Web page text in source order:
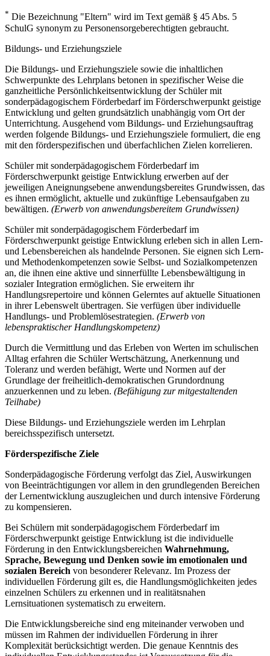
* Die Bezeichnung "Eltern" wird im Text gemäß § 45 Abs. 5
SchulG synonym zu Personensorgeberechtigten gebraucht.
Bildungs- und Erziehungsziele
Die Bildungs- und Erziehungsziele sowie die inhaltlichen
Schwerpunkte des Lehrplans betonen in spezifischer Weise die
ganzheitliche Persönlichkeitsentwicklung der Schüler mit
sonderpädagogischem Förderbedarf im Förderschwerpunkt geistige
Entwicklung und gelten grundsätzlich unabhängig vom Ort der
Unterrichtung. Ausgehend vom Bildungs- und Erziehungsauftrag
werden folgende Bildungs- und Erziehungsziele formuliert, die eng
mit den förderspezifischen und überfachlichen Zielen korrelieren.
Schüler mit sonderpädagogischem Förderbedarf im
Förderschwerpunkt geistige Entwicklung erwerben auf der
jeweiligen Aneignungsebene anwendungsbereites Grundwissen, das
es ihnen ermöglicht, aktuelle und zukünftige Lebensaufgaben zu
bewältigen. (Erwerb von anwendungsbereitem Grundwissen)
Schüler mit sonderpädagogischem Förderbedarf im
Förderschwerpunkt geistige Entwicklung erleben sich in allen Lern-
und Lebensbereichen als handelnde Personen. Sie eignen sich Lern-
und Methodenkompetenzen sowie Selbst- und Sozialkompetenzen
an, die ihnen eine aktive und sinnerfüllte Lebensbewältigung in
sozialer Integration ermöglichen. Sie erweitern ihr
Handlungsrepertoire und können Gelerntes auf aktuelle Situationen
in ihrer Lebenswelt übertragen. Sie verfügen über individuelle
Handlungs- und Problemlösestrategien. (Erwerb von
lebenspraktischer Handlungskompetenz)
Durch die Vermittlung und das Erleben von Werten im schulischen
Alltag erfahren die Schüler Wertschätzung, Anerkennung und
Toleranz und werden befähigt, Werte und Normen auf der
Grundlage der freiheitlich-demokratischen Grundordnung
anzuerkennen und zu leben. (Befähigung zur mitgestaltenden
Teilhabe)
Diese Bildungs- und Erziehungsziele werden im Lehrplan
bereichsspezifisch untersetzt.
Förderspezifische Ziele
Sonderpädagogische Förderung verfolgt das Ziel, Auswirkungen
von Beeinträchtigungen vor allem in den grundlegenden Bereichen
der Lernentwicklung auszugleichen und durch intensive Förderung
zu kompensieren.
Bei Schülern mit sonderpädagogischem Förderbedarf im
Förderschwerpunkt geistige Entwicklung ist die individuelle
Förderung in den Entwicklungsbereichen Wahrnehmung,
Sprache, Bewegung und Denken sowie im emotionalen und
sozialen Bereich von besonderer Relevanz. Im Prozess der
individuellen Förderung gilt es, die Handlungsmöglichkeiten jedes
einzelnen Schülers zu erkennen und in realitätsnahen
Lernsituationen systematisch zu erweitern.
Die Entwicklungsbereiche sind eng miteinander verwoben und
müssen im Rahmen der individuellen Förderung in ihrer
Komplexität berücksichtigt werden. Die genaue Kenntnis des